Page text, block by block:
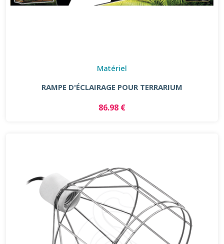
Matériel
RAMPE D'ÉCLAIRAGE POUR TERRARIUM
86.98 €